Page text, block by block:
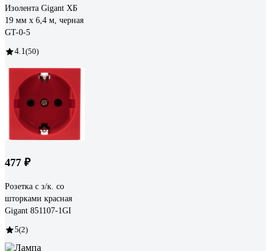
Изолента Gigant ХБ
19 мм х 6,4 м, черная
GT-0-5
4.1 (50)
477 ₽
Розетка с з/к. со
шторками красная
Gigant 851107-1GI
5(2)